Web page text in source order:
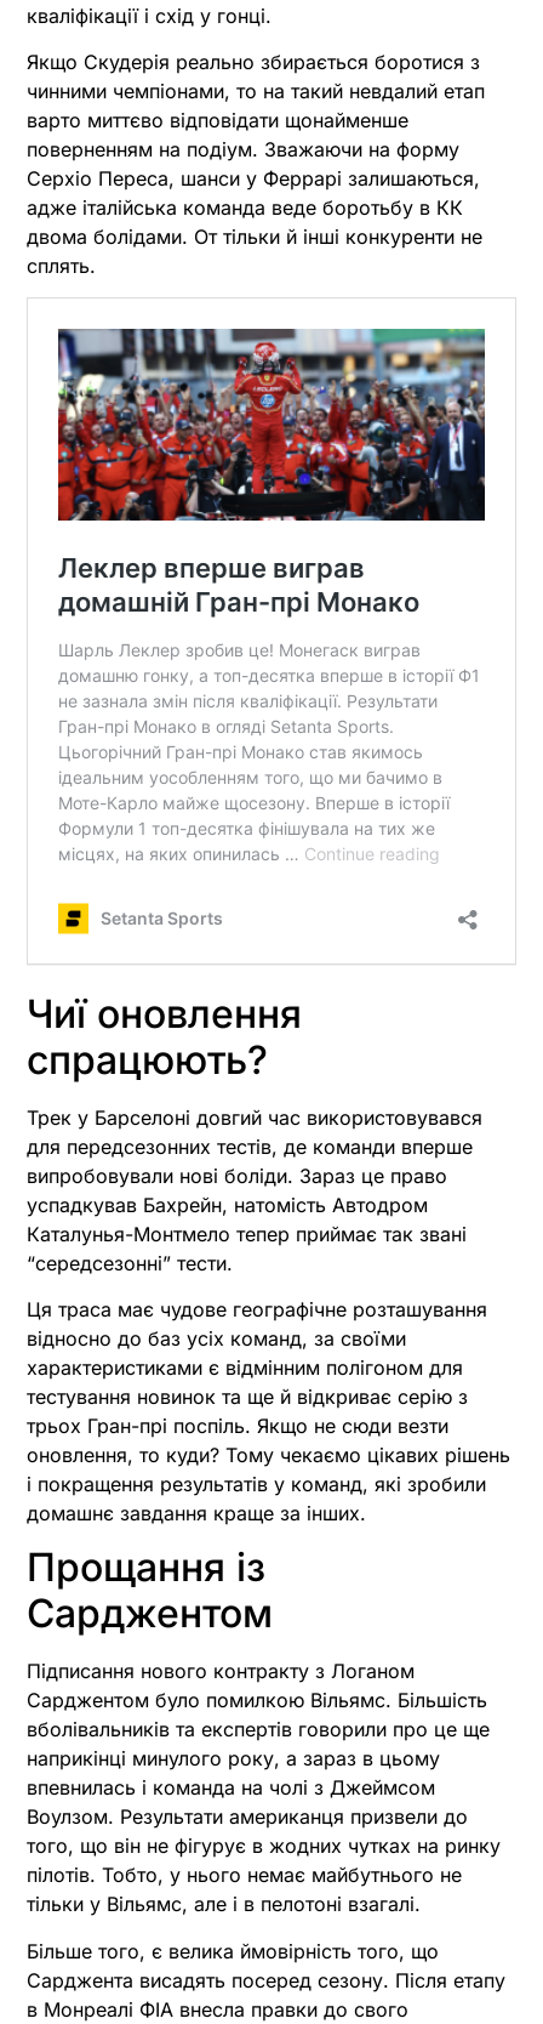
кваліфікації і схід у гонці.
Якщо Скудерія реально збирається боротися з
чинними чемпіонами, то на такий невдалий етап
варто миттєво відповідати щонайменше
поверненням на подіум. Зважаючи на форму
Серхіо Переса, шанси у Феррарі залишаються,
адже італійська команда веде боротьбу в КК
двома болідами. От тільки й інші конкуренти не
сплять.
Чиї оновлення
спрацюють?
Трек у Барселоні довгий час використовувався
для передсезонних тестів, де команди вперше
випробовували нові боліди. Зараз це право
успадкував Бахрейн, натомість Автодром
Каталунья-Монтмело тепер приймає так звані
“середсезонні” тести.
Ця траса має чудове географічне розташування
відносно до баз усіх команд, за своїми
характеристиками є відмінним полігоном для
тестування новинок та ще й відкриває серію з
трьох Гран-прі поспіль. Якщо не сюди везти
оновлення, то куди? Тому чекаємо цікавих рішень
і покращення результатів у команд, які зробили
домашнє завдання краще за інших.
Прощання із
Сарджентом
Підписання нового контракту з Логаном
Сарджентом було помилкою Вільямс. Більшість
вболівальників та експертів говорили про це ще
наприкінці минулого року, а зараз в цьому
впевнилась і команда на чолі з Джеймсом
Воулзом. Результати американця призвели до
того, що він не фігурує в жодних чутках на ринку
пілотів. Тобто, у нього немає майбутнього не
тільки у Вільямс, але і в пелотоні взагалі.
Більше того, є велика ймовірність того, що
Сарджента висадять посеред сезону. Після етапу
в Монреалі ФІА внесла правки до свого